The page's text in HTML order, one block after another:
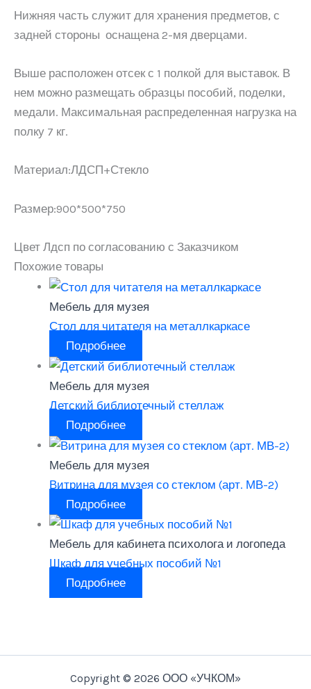
Нижняя часть служит для хранения предметов, с
задней стороны оснащена 2-мя дверцами.
Выше расположен отсек с 1 полкой для выставок. В
нем можно размещать образцы пособий, поделки,
медали. Максимальная распределенная нагрузка на
полку 7 кг.
Материал:ЛДСП+Стекло
Размер:900*500*750
Цвет Лдсп по согласованию с Заказчиком
Похожие товары
Мебель для музея
Стол для читателя на металлкаркасе
Подробнее
Мебель для музея
Детский библиотечный стеллаж
Подробнее
Мебель для музея
Витрина для музея со стеклом (арт. МВ-2)
Подробнее
Мебель для кабинета психолога и логопеда
Шкаф для учебных пособий №1
Подробнее
Copyright © 2026 ООО «УЧКОМ»